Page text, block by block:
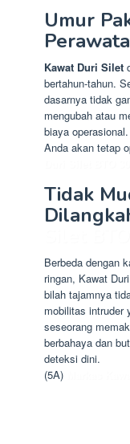
Umur
Kawat Duri Silet
bertahun-tahun.
dasarnya tidak
mengubah atau
biaya
Anda akan tetap
Tidak
Berbeda dengan
ringan, Kawat
bilah tajamnya
mobilitas intruder
seseorang
berbahaya dan
deteksi dini.
(5A)